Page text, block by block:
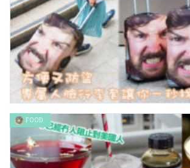
方便又防盜 專屬人臉行李套讓你一秒找對旅行箱
FOOD